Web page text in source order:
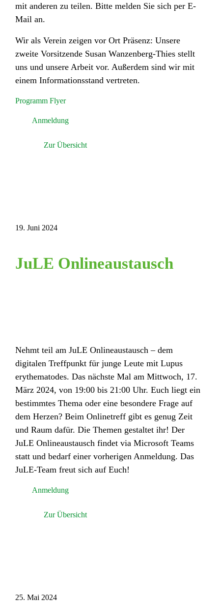
mit anderen zu teilen. Bitte melden Sie sich per E-
Mail an.
Wir als Verein zeigen vor Ort Präsenz: Unsere
zweite Vorsitzende Susan Wanzenberg-Thies stellt
uns und unsere Arbeit vor. Außerdem sind wir mit
einem Informationsstand vertreten.
Programm Flyer
Anmeldung
Zur Übersicht
19. Juni 2024
JuLE Onlineaustausch
Nehmt teil am JuLE Onlineaustausch – dem
digitalen Treffpunkt für junge Leute mit Lupus
erythematodes. Das nächste Mal am Mittwoch, 17.
März 2024, von 19:00 bis 21:00 Uhr. Euch liegt ein
bestimmtes Thema oder eine besondere Frage auf
dem Herzen? Beim Onlinetreff gibt es genug Zeit
und Raum dafür. Die Themen gestaltet ihr! Der
JuLE Onlineaustausch findet via Microsoft Teams
statt und bedarf einer vorherigen Anmeldung. Das
JuLE-Team freut sich auf Euch!
Anmeldung
Zur Übersicht
25. Mai 2024